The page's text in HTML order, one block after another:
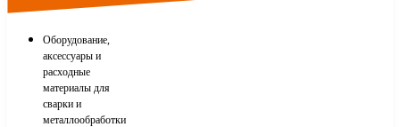
Оборудование,
аксессуары и
расходные
материалы для
сварки и
металлообработки